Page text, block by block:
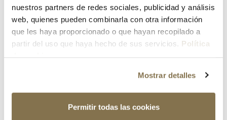
nuestros partners de redes sociales, publicidad y análisis
web, quienes pueden combinarla con otra información
que les haya proporcionado o que hayan recopilado a
partir del uso que haya hecho de sus servicios. Política
Mostrar detalles
Permitir todas las cookies
¿Has olvidado tu contraseña?